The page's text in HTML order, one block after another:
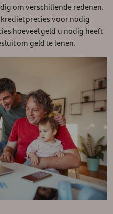
om verschillende redenen.
precies voor nodig
hoeveel geld u nodig heeft
om geld te lenen.